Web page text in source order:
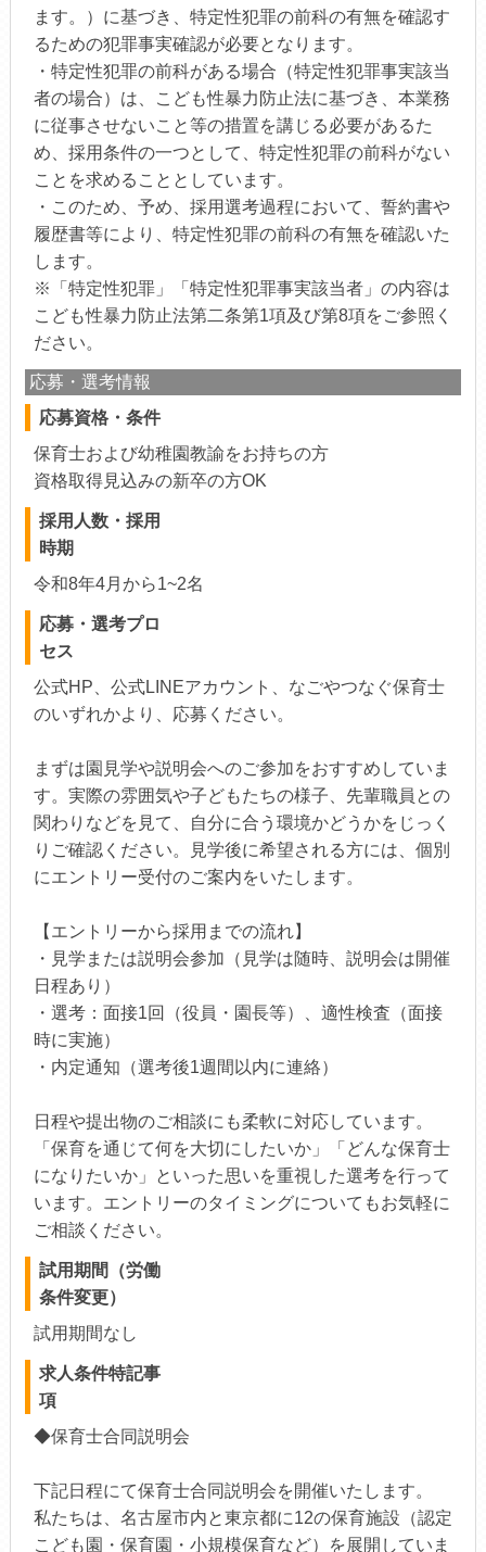
ます。）に基づき、特定性犯罪の前科の有無を確認す
るための犯罪事実確認が必要となります。
・特定性犯罪の前科がある場合（特定性犯罪事実該当
者の場合）は、こども性暴力防止法に基づき、本業務
に従事させないこと等の措置を講じる必要があるた
め、採用条件の一つとして、特定性犯罪の前科がない
ことを求めることとしています。
・このため、予め、採用選考過程において、誓約書や
履歴書等により、特定性犯罪の前科の有無を確認いた
します。
※「特定性犯罪」「特定性犯罪事実該当者」の内容は
こども性暴力防止法第二条第1項及び第8項をご参照く
ださい。
応募・選考情報
応募資格・条件
保育士および幼稚園教諭をお持ちの方
資格取得見込みの新卒の方OK
採用人数・採用
時期
令和8年4月から1~2名
応募・選考プロ
セス
公式HP、公式LINEアカウント、なごやつなぐ保育士
のいずれかより、応募ください。
まずは園見学や説明会へのご参加をおすすめしていま
す。実際の雰囲気や子どもたちの様子、先輩職員との
関わりなどを見て、自分に合う環境かどうかをじっく
りご確認ください。見学後に希望される方には、個別
にエントリー受付のご案内をいたします。
【エントリーから採用までの流れ】
・見学または説明会参加（見学は随時、説明会は開催
日程あり）
・選考：面接1回（役員・園長等）、適性検査（面接
時に実施）
・内定通知（選考後1週間以内に連絡）
日程や提出物のご相談にも柔軟に対応しています。
「保育を通じて何を大切にしたいか」「どんな保育士
になりたいか」といった思いを重視した選考を行って
います。エントリーのタイミングについてもお気軽に
ご相談ください。
試用期間（労働
条件変更）
試用期間なし
求人条件特記事
項
◆保育士合同説明会
下記日程にて保育士合同説明会を開催いたします。
私たちは、名古屋市内と東京都に12の保育施設（認定
こども園・保育園・小規模保育など）を展開していま